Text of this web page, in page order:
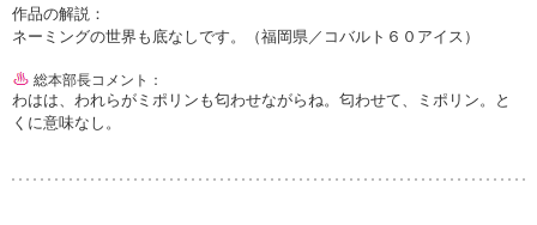
作品の解説：
ネーミングの世界も底なしです。（福岡県／コバルト６０アイス）
総本部長コメント：
わはは、われらがミポリンも匂わせながらね。匂わせて、ミポリン。と
くに意味なし。